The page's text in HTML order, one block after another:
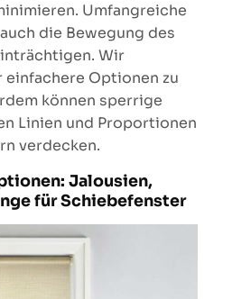
Umfangreiche
die Bewegung des
Wir
Optionen zu
können sperrige
Linien und Proportionen
verdecken.
Jalousien,
für Schiebefenster